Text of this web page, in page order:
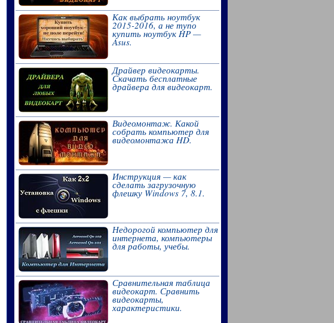
Как выбрать ноутбук
2015-2016, а не тупо
купить ноутбук HP —
Asus.
Драйвер видеокарты.
Скачать бесплатные
драйвера для видеокарт.
Видеомонтаж. Какой
собрать компьютер для
видеомонтажа HD.
Инструкция — как
сделать загрузочную
флешку Windows 7, 8.1.
Недорогой компьютер для
интернета, компьютеры
для работы, учебы.
Сравнительная таблица
видеокарт. Сравнить
видеокарты,
характеристики.